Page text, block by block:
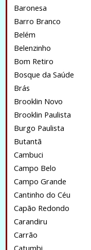
Baronesa
Barro Branco
Belém
Belenzinho
Bom Retiro
Bosque da Saúde
Brás
Brooklin Novo
Brooklin Paulista
Burgo Paulista
Butantã
Cambuci
Campo Belo
Campo Grande
Cantinho do Céu
Capão Redondo
Carandiru
Carrão
Catumbi